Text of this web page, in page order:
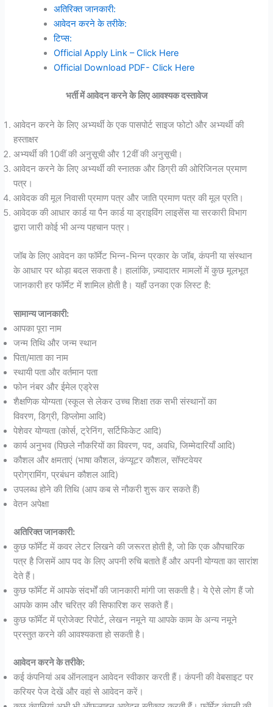
अतिरिक्त जानकारी:
आवेदन करने के तरीके:
टिप्स:
Official Apply Link – Click Here
Official Download PDF- Click Here
भर्ती में आवेदन करने के लिए आवश्यक दस्तावेज
आवेदन करने के लिए अभ्यर्थी के एक पासपोर्ट साइज फोटो और अभ्यर्थी की
हस्ताक्षर
अभ्यर्थी की 10वीं की अनुसूची और 12वीं की अनुसूची।
आवेदन करने के लिए अभ्यर्थी की स्नातक और डिग्री की ओरिजिनल प्रमाण
पत्र।
आवेदक की मूल निवासी प्रमाण पत्र और जाति प्रमाण पत्र की मूल प्रति।
आवेदक की आधार कार्ड या पैन कार्ड या ड्राइविंग लाइसेंस या सरकारी विभाग
द्वारा जारी कोई भी अन्य पहचान पत्र।
जॉब के लिए आवेदन का फॉर्मेट भिन्न-भिन्न प्रकार के जॉब, कंपनी या संस्थान
के आधार पर थोड़ा बदल सकता है। हालांकि, ज़्यादातर मामलों में कुछ मूलभूत
जानकारी हर फॉर्मेट में शामिल होती है। यहाँ उनका एक लिस्ट है:
सामान्य जानकारी:
आपका पूरा नाम
जन्म तिथि और जन्म स्थान
पिता/माता का नाम
स्थायी पता और वर्तमान पता
फोन नंबर और ईमेल एड्रेस
शैक्षणिक योग्यता (स्कूल से लेकर उच्च शिक्षा तक सभी संस्थानों का
विवरण, डिग्री, डिप्लोमा आदि)
पेशेवर योग्यता (कोर्स, ट्रेनिंग, सर्टिफिकेट आदि)
कार्य अनुभव (पिछले नौकरियों का विवरण, पद, अवधि, जिम्मेदारियाँ आदि)
कौशल और क्षमताएं (भाषा कौशल, कंप्यूटर कौशल, सॉफ्टवेयर
प्रोग्रामिंग, प्रबंधन कौशल आदि)
उपलब्ध होने की तिथि (आप कब से नौकरी शुरू कर सकते हैं)
वेतन अपेक्षा
अतिरिक्त जानकारी:
कुछ फॉर्मेट में कवर लेटर लिखने की जरूरत होती है, जो कि एक औपचारिक
पत्र है जिसमें आप पद के लिए अपनी रुचि बताते हैं और अपनी योग्यता का सारांश
देते हैं।
कुछ फॉर्मेट में आपके संदर्भों की जानकारी मांगी जा सकती है। ये ऐसे लोग हैं जो
आपके काम और चरित्र की सिफारिश कर सकते हैं।
कुछ फॉर्मेट में प्रोजेक्ट रिपोर्ट, लेखन नमूने या आपके काम के अन्य नमूने
प्रस्तुत करने की आवश्यकता हो सकती है।
आवेदन करने के तरीके:
कई कंपनियां अब ऑनलाइन आवेदन स्वीकार करती हैं। कंपनी की वेबसाइट पर
करियर पेज देखें और वहां से आवेदन करें।